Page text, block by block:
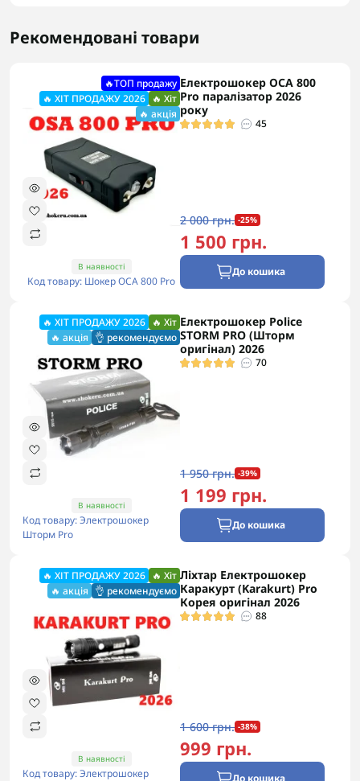
Рекомендовані товари
🔥ТОП продажу
🔥 ХІТ ПРОДАЖУ 2026 🔥 Хіт
🔥 акція
В наявності
Код товару: Шокер ОСА 800 Pro
Електрошокер ОСА 800
Pro паралізатор 2026
року
45
2 000 грн. -25%
1 500 грн.
До кошика
🔥 ХІТ ПРОДАЖУ 2026 🔥 Хіт
🔥 акція 👌 рекомендуємо
В наявності
Код товару: Электрошокер
Шторм Pro
Електрошокер Police
STORM PRO (Шторм
оригінал) 2026
70
1 950 грн. -39%
1 199 грн.
До кошика
🔥 ХІТ ПРОДАЖУ 2026 🔥 Хіт
🔥 акція 👌 рекомендуємо
В наявності
Код товару: Электрошокер
Ліхтар Електрошокер
Каракурт (Karakurt) Pro
Корея оригінал 2026
88
1 600 грн. -38%
999 грн.
До кошика